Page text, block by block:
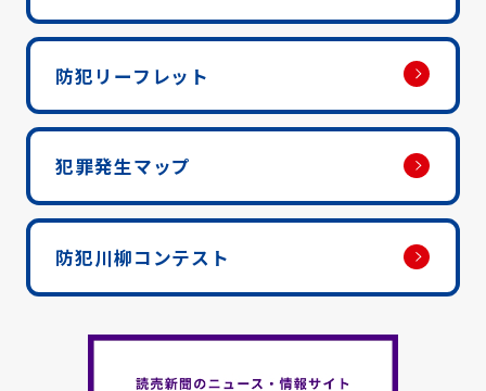
防犯リーフレット
犯罪発生マップ
防犯川柳コンテスト